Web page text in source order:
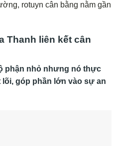
rotuyn cân bằng nằm gần
Thanh liên kết cân
phận nhỏ nhưng nó thực
góp phần lớn vào sự an